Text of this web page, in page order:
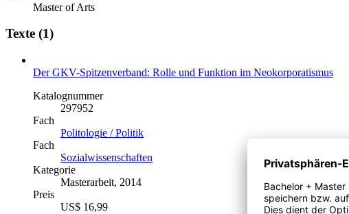
Master of Arts
Texte (1)
Der GKV-Spitzenverband: Rolle und Funktion im Neokorporatismus
Katalognummer
297952
Fach
Politologie / Politik
Fach
Sozialwissenschaften
Kategorie
Masterarbeit, 2014
Preis
US$ 16,99